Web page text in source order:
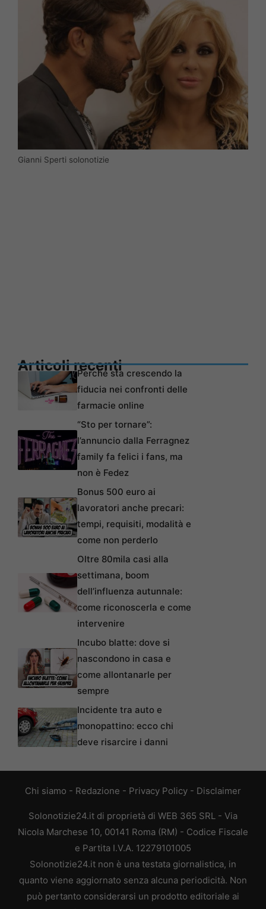
Gianni Sperti solonotizie
Articoli recentiPerché sta crescendo la
fiducia nei confronti delle
farmacie online
“Sto per tornare”:
l’annuncio dalla Ferragnez
family fa felici i fans, ma
non è Fedez
Bonus 500 euro ai
lavoratori anche precari:
tempi, requisiti, modalità e
come non perderlo
Oltre 80mila casi alla
settimana, boom
dell’influenza autunnale:
come riconoscerla e come
intervenire
Incubo blatte: dove si
nascondono in casa e
come allontanarle per
sempre
Incidente tra auto e
monopattino: ecco chi
deve risarcire i danni
Chi siamo - Redazione - Privacy Policy - Disclaimer
Solonotizie24.it di proprietà di WEB 365 SRL - Via
Nicola Marchese 10, 00141 Roma (RM) - Codice Fiscale
e Partita I.V.A. 12279101005
Solonotizie24.it non è una testata giornalistica, in
quanto viene aggiornato senza alcuna periodicità. Non
può pertanto considerarsi un prodotto editoriale ai